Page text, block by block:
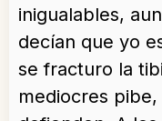
inigualables,
decían que yo
se fracturo la
mediocres